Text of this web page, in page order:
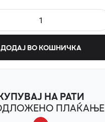
ДОДАЈ ВО КОШНИЧКА
НА РАТИ
ПЛАЌАЊЕ